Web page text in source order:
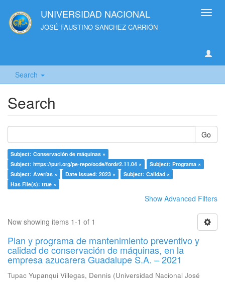
UNIVERSIDAD NACIONAL
JOSÉ FAUSTINO SANCHEZ CARRIÓN
Search
Search
Go
Subject: Conservación de máquinas ×
Subject: https://purl.org/pe-repo/ocde/ford#2.11.04 ×
Subject: Programa ×
Subject: Averías ×
Date issued: 2023 ×
Subject: Calidad ×
Has File(s): true ×
Show Advanced Filters
Now showing items 1-1 of 1
Plan y programa de mantenimiento preventivo y
calidad de conservación de máquinas, en la
empresa azucarera Guadalupe S.A. – 2021
Tupac Yupanqui Villegas, Dennis (Universidad Nacional José